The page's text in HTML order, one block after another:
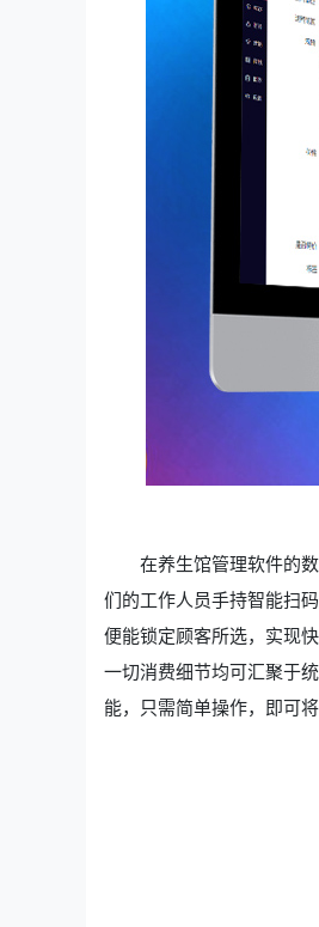
在养生馆管理软件的
们的工作人员手持智能扫
便能锁定顾客所选，实现
一切消费细节均可汇聚于
能，只需简单操作，即可